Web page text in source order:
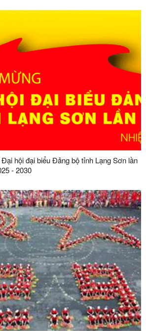
hội đại biểu Đảng bộ tỉnh Lạng Sơn lần
- 2030